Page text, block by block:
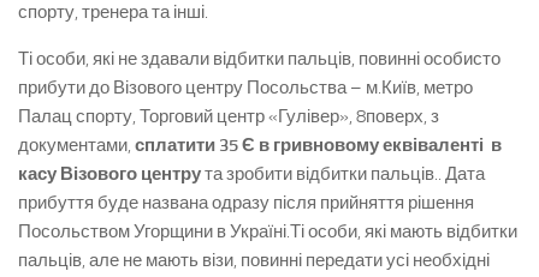
спорту, тренера та інші.
Ті особи, які не здавали відбитки пальців, повинні особисто
прибути до Візового центру Посольства – м.Київ, метро
Палац спорту, Торговий центр «Гулівер», 8поверх, з
документами, сплатити 35 Є в гривновому еквіваленті в
касу Візового центрута зробити відбитки пальців.. Дата
прибуття буде названа одразу після прийняття рішення
Посольством Угорщини в Україні.Ті особи, які мають відбитки
пальців, але не мають візи, повинні передати усі необхідні